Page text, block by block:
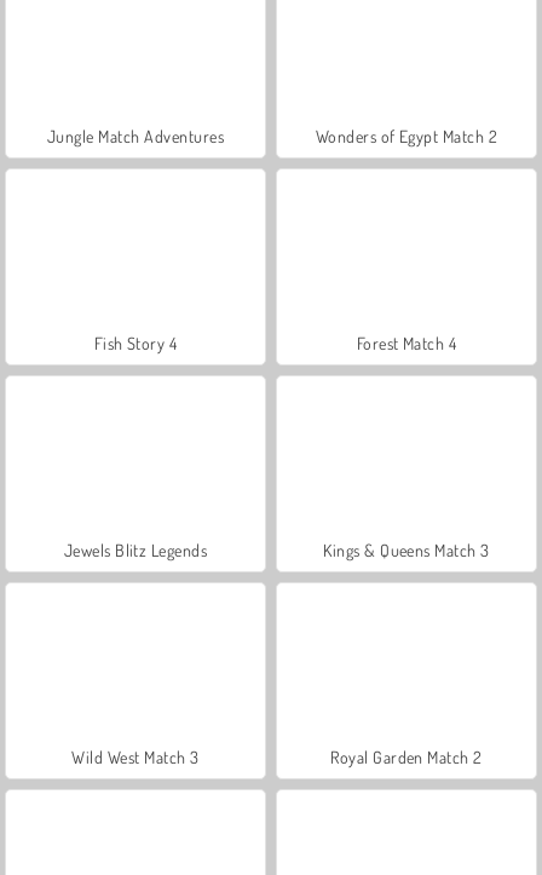
Jungle Match Adventures Wonders of Egypt Match 2
Fish Story 4 Forest Match 4
Jewels Blitz Legends Kings & Queens Match 3
Wild West Match 3 Royal Garden Match 2